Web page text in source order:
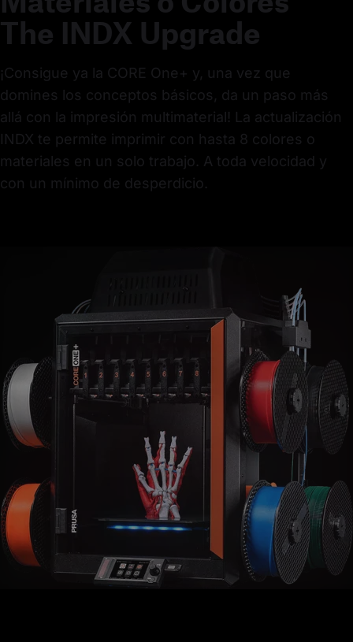
The INDX Upgrade
¡Consigue ya la CORE One+ y, una vez que
domines los conceptos básicos, da un paso más
allá con la impresión multimaterial! La actualización
INDX te permite imprimir con hasta 8 colores o
materiales en un solo trabajo. A toda velocidad y
con un mínimo de desperdicio.